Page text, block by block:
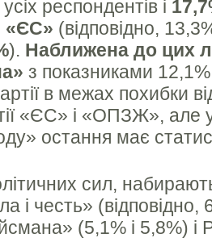
респондентів і
«ЄС» (відповідно,
). Наближена до цих
з показниками
в межах похибки
«ЄС» і «ОПЗЖ», але
остання має
сил,
і честь» (відповідно,
(5,1% і 5,8%)